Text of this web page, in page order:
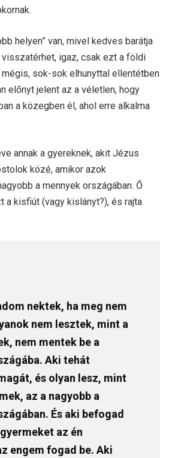
helyen” van, mivel kedves barátja
visszatérhet, igaz, csak ezt a földi
sok-sok elhunyttal ellentétben
előnyt jelent az a véletlen, hogy
a közegben él, ahol erre alkalma
annak a gyereknek, akit Jézus
közé, amikor azok
a mennyek országában. Ő
a kisfiút (vagy kislányt?), és rajta
nektek, ha meg nem
nem lesztek, mint a
nem mentek be a
Aki tehát
és olyan lesz, mint
az a nagyobb a
És aki befogad
az én
engem fogad be. Aki